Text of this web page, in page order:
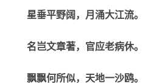
星垂平野阔，月涌大江流。
名岂文章著，官应老病休。
飘飘何所似，天地一沙鸥。